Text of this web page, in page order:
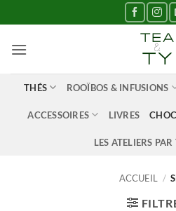
au
contenu
THÉS ROOÏBOS & INFUSIONS
ACCESSOIRES LIVRES
LES ATELIERS
ACCUEIL /